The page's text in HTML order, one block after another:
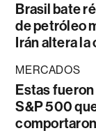
Brasil bate
de petróleo
Irán altera
MERCADOS
Estas
S&P 500